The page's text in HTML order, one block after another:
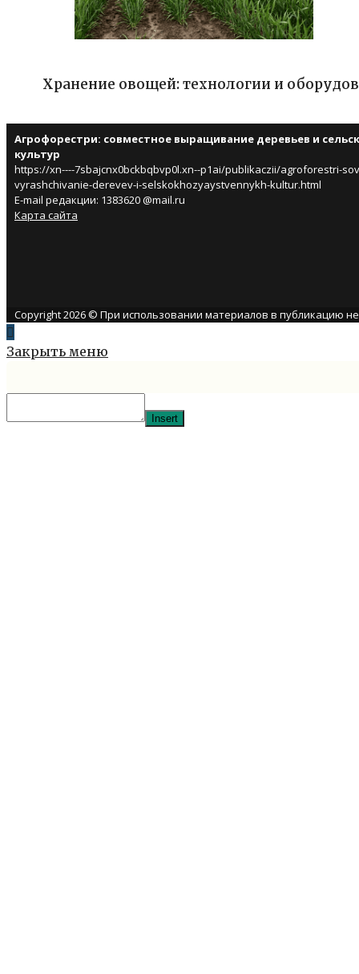
Хранение овощей: технологии и
Агрофорестри: совместное выращивание деревьев и
культур
https://xn----7sbajcnx0bckbqbvp0l.xn--p1ai/publikaczii/agroforestri-
vyrashchivanie-derevev-i-selskokhozyaystvennykh-kultur.html
E-mail редакции: 1383620 @mail.ru
Карта сайта
Copyright 2026 © При использовании материалов в публикацию
Закрыть меню
Insert